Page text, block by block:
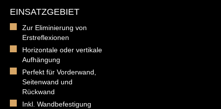
EINSATZGEBIET
Zur Eliminierung von
Erstreflexionen
Horizontale oder vertikale
Aufhängung
Perfekt für Vorderwand,
Seitenwand und
Rückwand
Inkl. Wandbefestigung